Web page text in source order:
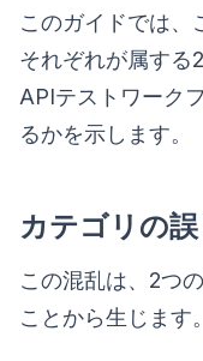
このガイドでは、
それぞれが属する
APIテストワーク
るかを示します。
カテゴリの誤
この混乱は、2つ
ことから生じます。